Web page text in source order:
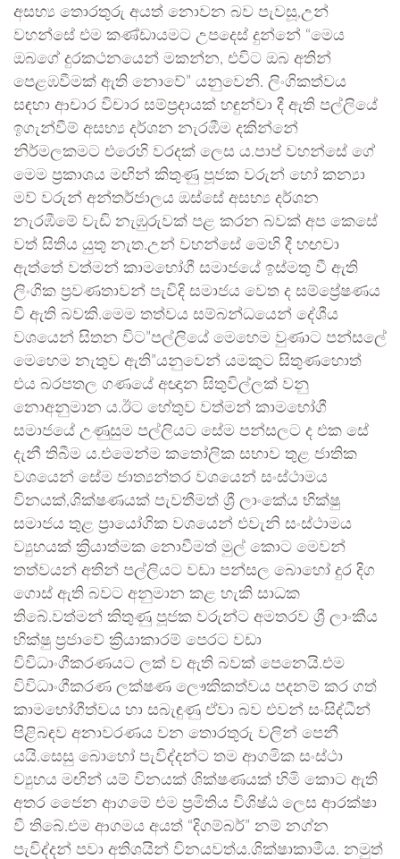
අසභ්‍ය තොරතුරු අයත් නොවන බව පැවසූ,උන්
වහන්සේ එම කණ්ඩායමට උපදෙස් දුන්නේ “මෙය
ඔබගේ දුරකථනයෙන් මකන්න, එවිට ඔබ අතින්
පෙළඹවීමක් ඇති නොවේ” යනුවෙනි. ලිංගිකත්වය
සඳහා ආචාර විචාර සම්ප්‍රදායක් හඳුන්වා දී ඇති පල්ලියේ
ඉගැන්වීම් අසභ්‍ය දර්ශන නැරඹීම දකින්නේ
නිර්මලකමට එරෙහි වරදක් ලෙස ය.පාප් වහන්සේ ගේ
මෙම ප්‍රකාශය මඟින් කිතුණු පූජක වරුන් හෝ කන්‍යා
මව් වරුන් අන්තර්ජාලය ඔස්සේ අසභ්‍ය දර්ශන
නැරඹීමේ වැඩි නැඹුරුවක් පළ කරන බවක් අප කෙසේ
වත් සිතිය යුතු නැත.උන් වහන්සේ මෙහි දී හඟවා
ඇත්තේ වත්මන් කාමභෝගී සමාජයේ ඉස්මතු වී ඇති
ලිංගික ප්‍රවණතාවන් පැවිදි සමාජය වෙත ද සම්ප්‍රේෂණය
වී ඇති බවකි.මෙම තත්වය සම්බන්ධයෙන් දේශීය
වශයෙන් සිතන විට”පල්ලියේ මෙහෙම වුණාට පන්සලේ
මෙහෙම නැතුව ඇති”යනුවෙන් යමකුට සිතුණහොත්
එය බරපතල ගණයේ අඥාන සිතුවිල්ලක් වනු
නොඅනුමාන ය.ඊට හේතුව වත්මන් කාමභෝගී
සමාජයේ උණුසුම පල්ලියට සේම පන්සලට ද එක සේ
දැනී තිබීම ය.එමෙන්ම කතෝලික සභාව තුළ ජාතික
වශයෙන් සේම ජාත්‍යන්තර වශයෙන් සංස්ථාමය
විනයක්,ශික්ෂණයක් පැවතීමත් ශ්‍රී ලාංකේය භික්ෂු
සමාජය තුළ ප්‍රායෝගික වශයෙන් එවැනි සංස්ථාමය
ව්‍යුහයක් ක්‍රියාත්මක නොවීමත් මුල් කොට මෙවන්
තත්වයන් අතින් පල්ලියට වඩා පන්සල බොහෝ දුර දිග
ගොස් ඇති බවට අනුමාන කළ හැකි සාධක
තිබේ.වත්මන් කිතුණු පූජක වරුන්ට අමතරව ශ්‍රී ලාංකීය
භික්ෂු ප්‍රජාවේ ක්‍රියාකාරම් පෙරට වඩා
විවිධාංගීකරණයට ලක් ව ඇති බවක් පෙනෙයි.එම
විවිධාංගීකරණ ලක්ෂණ ලෞකිකත්වය පදනම් කර ගත්
කාමභෝගීත්වය හා සබැඳුණු ඒවා බව එවන් සංසිද්ධීන්
පිළිබඳව අනාවරණය වන තොරතුරු වලින් පෙනී
යයි.සෙසු බොහෝ පැවිද්දන්ට තම ආගමික සංස්ථා
ව්‍යුහය මඟින් යම් විනයක් ශික්ෂණයක් හිමි කොට ඇති
අතර ජෛන ආගමේ එම ප්‍රමිතිය විශිෂ්ඨ ලෙස ආරක්ෂා
වී තිබේ.එම ආගමය අයත් “දිගම්බර්” නම් නග්න
පැවිද්දන් පවා අතිශයින් විනයවත්ය.ශික්ෂාකාමීය. නමුත්